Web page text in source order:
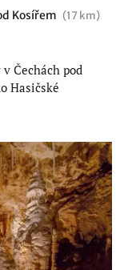
Kosířem (17 km)
Čechách pod
Hasičské